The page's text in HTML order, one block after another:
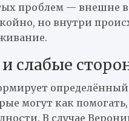
проблем — внешне
но внутри
слабые
определённый
могут как
В случае